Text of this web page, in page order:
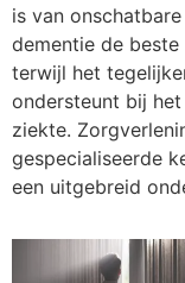
is van
dementie de
terwijl het
ondersteunt bij
ziekte.
gespecialiseerde
een uitgebreid